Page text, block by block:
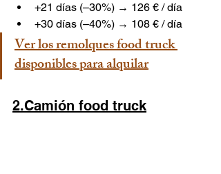
+21 días (–30%) → 126 € / día
+30 días (–40%) → 108 € / día
Ver los remolques food truck
disponibles para alquilar
2.Camión food truck